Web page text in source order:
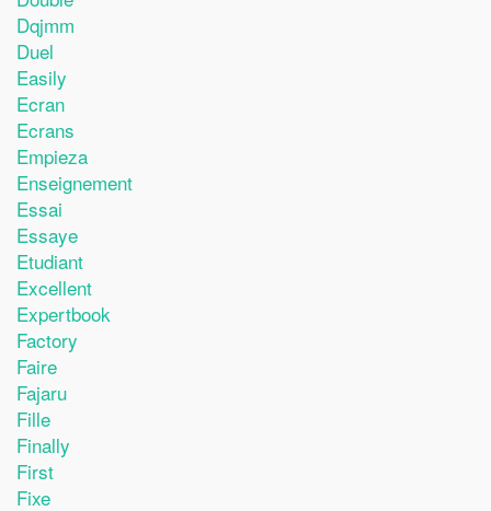
Dqjmm
Duel
Easily
Ecran
Ecrans
Empieza
Enseignement
Essai
Essaye
Etudiant
Excellent
Expertbook
Factory
Faire
Fajaru
Fille
Finally
First
Fixe